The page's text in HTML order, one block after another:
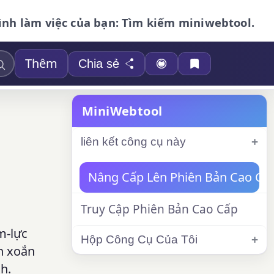
làm việc của bạn: Tìm kiếm miniwebtool.
Thêm Chia sẻ
lực
xoắn
MiniWebtool
liên kết công cụ này
Nâng Cấp Lên Phiên Bản Cao
Truy Cập Phiên Bản Cao Cấp
Hộp Công Cụ Của Tôi